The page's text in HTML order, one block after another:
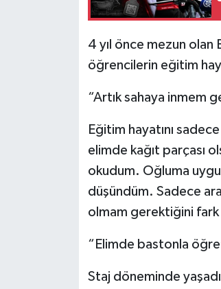
4 yıl önce mezun
öğrencilerin eğitim
“Artık sahaya inmem
Eğitim hayatını
elimde kağıt parçası
okudum. Oğluma
düşündüm. Sadece
olmam gerektiğini
“Elimde bastonla
Staj döneminde